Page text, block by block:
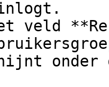
inlogt.
veld